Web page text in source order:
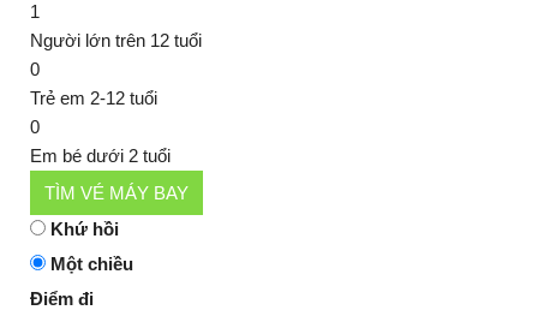
1
Người lớn trên 12 tuổi
0
Trẻ em 2-12 tuổi
0
Em bé dưới 2 tuổi
TÌM VÉ MÁY BAY
Khứ hồi
Một chiều
Điểm đi